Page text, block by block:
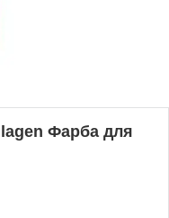
Фарба для